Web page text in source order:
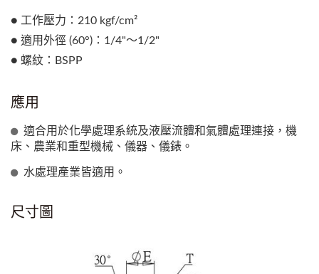
● 工作壓力：210 kgf/cm²
● 適用外徑 (60°)：1/4"～1/2"
● 螺紋：BSPP
應用
適合用於化學處理系統及液壓流體和氣體處理連接，機
床、農業和重型機械、儀器、儀錶。
水處理產業皆適用。
尺寸圖